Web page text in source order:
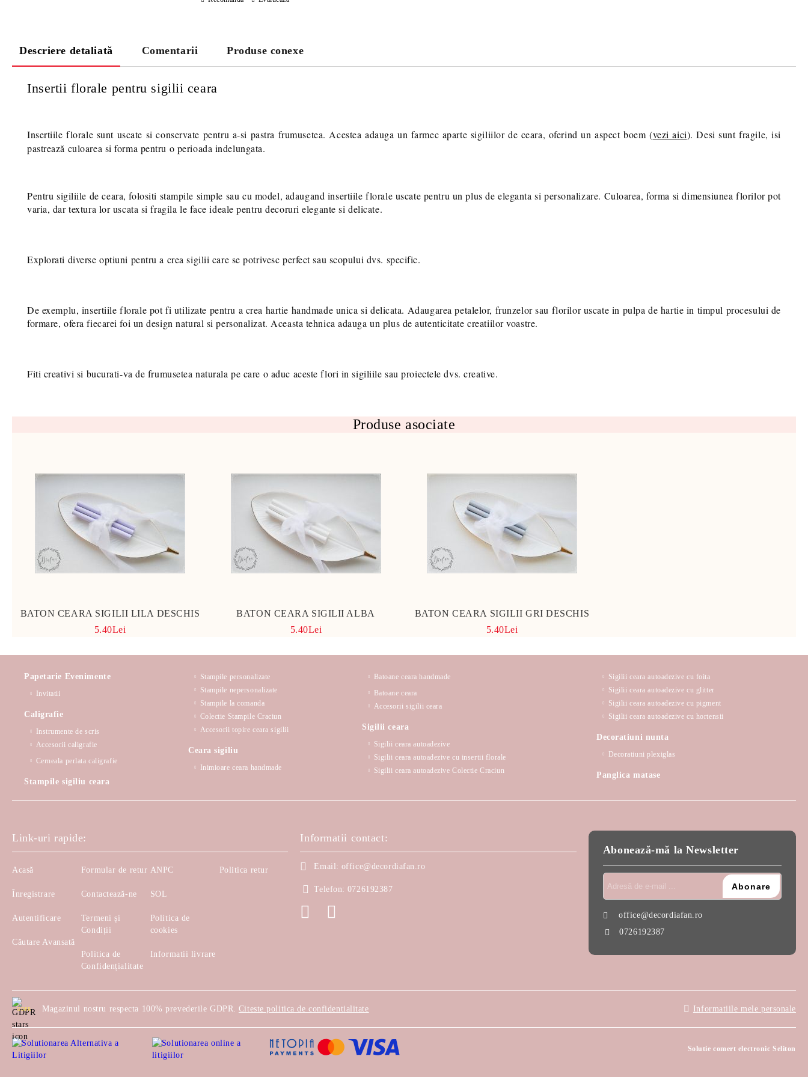
Va multumim! Veti fi contactat pentru stabilirea eventualelor detalii
Descriere detaliată Comentarii Produse conexe
Insertii florale pentru sigilii ceara
Insertiile florale sunt uscate si conservate pentru a-si pastra frumusetea. Acestea adauga un farmec aparte sigiliilor de ceara, oferind un aspect boem (vezi aici). Desi sunt fragile, isi
pastrează culoarea si forma pentru o perioada indelungata.
Pentru sigiliile de ceara, folositi stampile simple sau cu model, adaugand insertiile florale uscate pentru un plus de eleganta si personalizare. Culoarea, forma si dimensiunea florilor pot
varia, dar textura lor uscata si fragila le face ideale pentru decoruri elegante si delicate.
Explorati diverse optiuni pentru a crea sigilii care se potrivesc perfect sau scopului dvs. specific.
De exemplu, insertiile florale pot fi utilizate pentru a crea hartie handmade unica si delicata. Adaugarea petalelor, frunzelor sau florilor uscate in pulpa de hartie in timpul procesului de
formare, ofera fiecarei foi un design natural si personalizat. Aceasta tehnica adauga un plus de autenticitate creatiilor voastre.
Fiti creativi si bucurati-va de frumusetea naturala pe care o aduc aceste flori in sigiliile sau proiectele dvs. creative.
Produse asociate
BATON CEARA SIGILII LILA DESCHIS
5.40Lei
BATON CEARA SIGILII ALBA
5.40Lei
BATON CEARA SIGILII GRI DESCHIS
5.40Lei
Papetarie Evenimente
Invitatii
Caligrafie
Instrumente de scris
Accesorii caligrafie
Cerneala perlata caligrafie
Stampile sigiliu ceara
Stampile personalizate
Stampile nepersonalizate
Stampile la comanda
Colectie Stampile Craciun
Accesorii topire ceara sigilii
Ceara sigiliu
Inimioare ceara handmade
Batoane ceara handmade
Batoane ceara
Accesorii sigilii ceara
Sigilii ceara
Sigilii ceara autoadezive
Sigilii ceara autoadezive cu insertii florale
Sigilii ceara autoadezive Colectie Craciun
Sigilii ceara autoadezive cu foita
Sigilii ceara autoadezive cu glitter
Sigilii ceara autoadezive cu pigment
Sigilii ceara autoadezive cu hortensii
Decoratiuni nunta
Decoratiuni plexiglas
Panglica matase
Link-uri rapide:
Acasă
Înregistrare
Autentificare
Căutare Avansată
Formular de retur
Contactează-ne
Termeni și
Condiții
Politica de
Confidențialitate
ANPC
SOL
Politica de
cookies
Informatii livrare
Politica retur
Informatii contact:
Email: office@decordiafan.ro
Telefon: 0726192387
Abonează-mă la Newsletter
office@decordiafan.ro
0726192387
GDPR Magazinul nostru respecta 100% prevederile GDPR. Citeste politica de confidentialitate Informatiile mele personale
Solutie comert electronic Seliton